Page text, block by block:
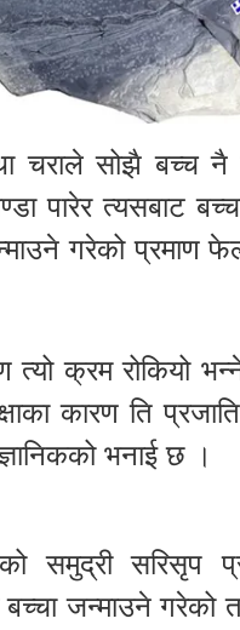
चराले सोझै बच्च नै
पारेर त्यसबाट
गरेको प्रमाण
क्रम रोकियो
कारण ति
भनाई छ ।
समुद्री सरिसृप
बच्चा जन्माउने गरेको